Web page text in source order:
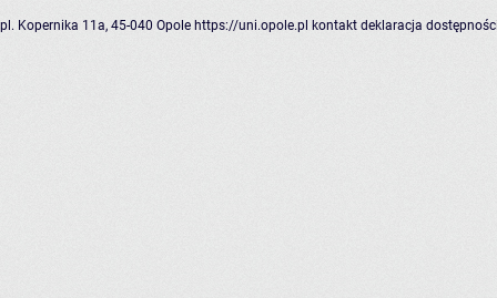
pl. Kopernika 11a, 45-040 Opole https://uni.opole.pl kontakt deklaracja